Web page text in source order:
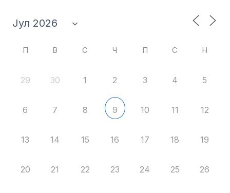
П В С Ч П С Н
29 30 1 2 3 4 5
6 7 8 9 10 11 12
13 14 15 16 17 18 19
20 21 22 23 24 25 26